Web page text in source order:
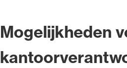
Mogelijkheden